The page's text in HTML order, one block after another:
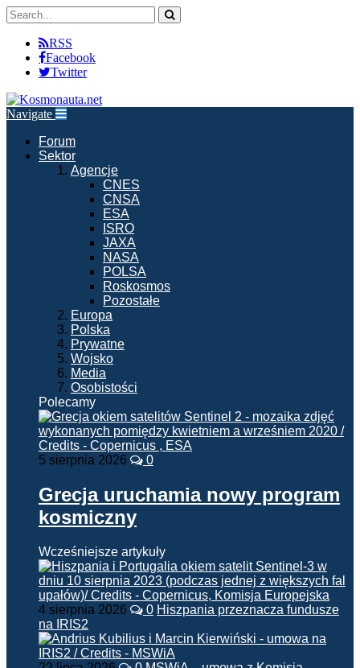
RSS
Facebook
Twitter
Navigate
Forum
Sektor
Agencje
CNES
CNSA
ESA
ISRO
JAXA
NASA
POLSA
Roskosmos
Pozostałe
Europa
Polska
Prywatne
Wojsko
Media
Osobistości
Polecamy
5 sierpnia 2026 0
Grecja uruchamia nowy program
kosmiczny
Wcześniejsze artykuły
4 sierpnia 2026 0 Hiszpania przeznacza fundusze
na IRIS2